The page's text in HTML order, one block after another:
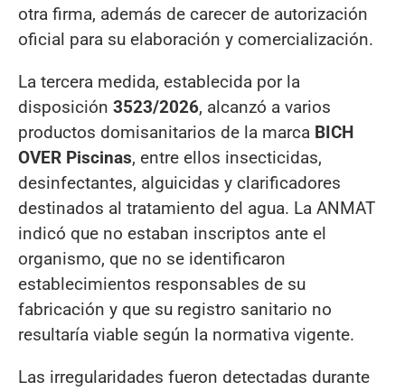
otra firma, además de carecer de autorización
oficial para su elaboración y comercialización.
La tercera medida, establecida por la
disposición 3523/2026, alcanzó a varios
productos domisanitarios de la marca BICH
OVER Piscinas, entre ellos insecticidas,
desinfectantes, alguicidas y clarificadores
destinados al tratamiento del agua. La ANMAT
indicó que no estaban inscriptos ante el
organismo, que no se identificaron
establecimientos responsables de su
fabricación y que su registro sanitario no
resultaría viable según la normativa vigente.
Las irregularidades fueron detectadas durante